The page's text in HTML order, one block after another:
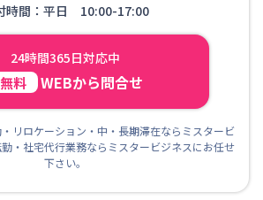
時間：平日 10:00-17:00
24時間365日対応中
無料 WEBから問合せ
リロケーション・中・長期滞在ならミスタービ
・社宅代行業務ならミスタービジネスにお任せ
下さい。